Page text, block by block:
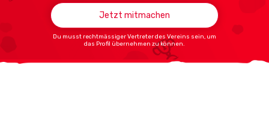
Jetzt mitmachen
Du musst rechtmässiger Vertreter des Vereins sein, um
das Profil übernehmen zu können.